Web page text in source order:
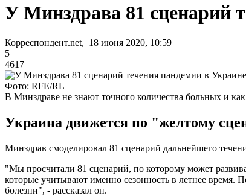
У Минздрава 81 сценарий
Корреспондент.net, 18 июня 2020, 10:59
5
4617
Фото: RFE/RL
В Минздраве не знают точного количества больных и как
Украина движется по "желтому
Минздрав смоделировал 81 сценарий дальнейшего
"Мы просчитали 81 сценарий, по которому может
которые учитывают именно сезонность в летнее время.
болезни", - рассказал он.